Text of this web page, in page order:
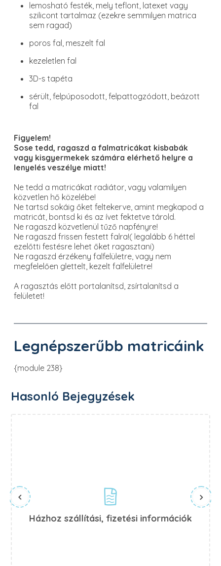
lemosható festék, mely teflont, latexet vagy
szilicont tartalmaz (ezekre semmilyen matrica
sem ragad)
poros fal, meszelt fal
kezeletlen fal
3D-s tapéta
sérült, felpúposodott, felpattogzódott, beázott
fal
Figyelem!
Sose tedd, ragaszd a falmatricákat kisbabák
vagy kisgyermekek számára elérhető helyre a
lenyelés veszélye miatt!
Ne tedd a matricákat radiátor, vagy valamilyen
közvetlen hő közelébe!
Ne tartsd sokáig őket feltekerve, amint megkapod a
matricát, bontsd ki és az ívet fektetve tárold.
Ne ragaszd közvetlenül tűző napfényre!
Ne ragaszd frissen festett falra!( legalább 6 héttel
ezelőtti festésre lehet őket ragasztani)
Ne ragaszd érzékeny falfelületre, vagy nem
megfelelően glettelt, kezelt falfelületre!
A ragasztás előtt portalanítsd, zsírtalanítsd a
felületet!
Legnépszerűbb matricáink
{module 238}
Hasonló Bejegyzések
Házhoz szállítási, fizetési információk